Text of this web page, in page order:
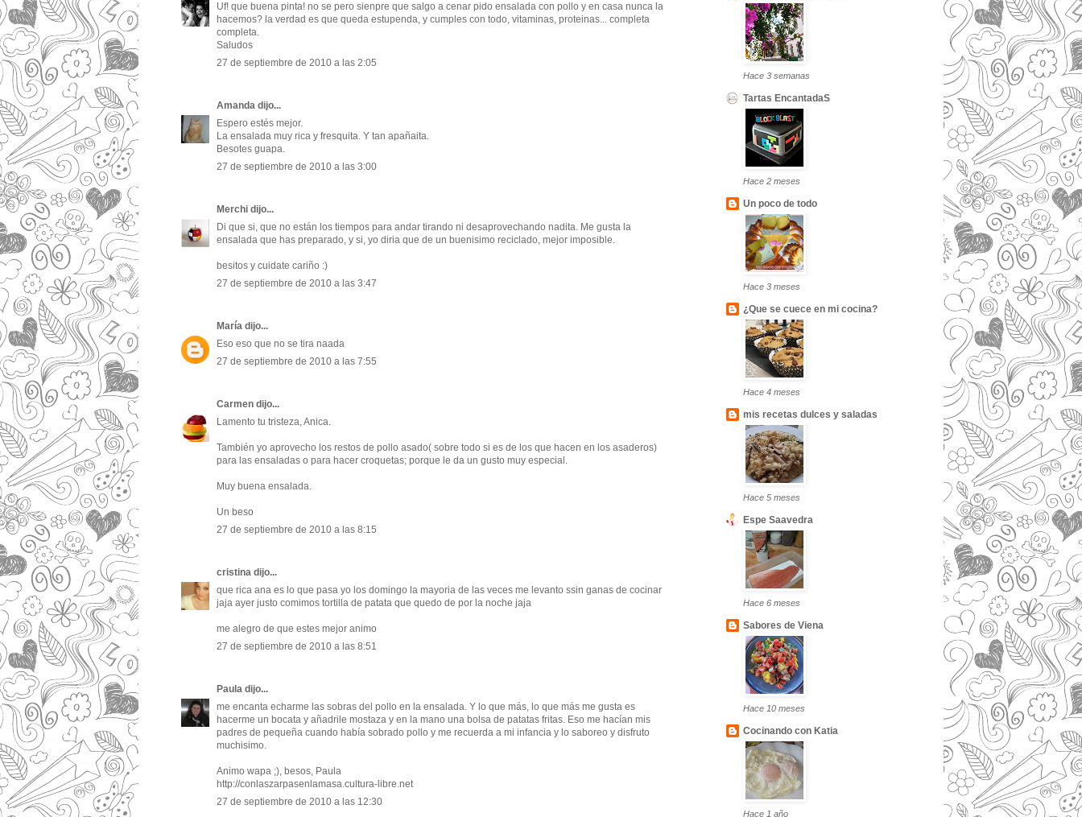
Uf! que buena pinta! no se pero sienpre que salgo a cenar pido ensalada con pollo y en casa nunca la
hacemos? la verdad es que queda estupenda, y cumples con todo, vitaminas, proteinas... completa
completa.
Saludos
27 de septiembre de 2010 a las 2:05
Amanda dijo...
Espero estés mejor.
La ensalada muy rica y fresquita. Y tan apañaita.
Besotes guapa.
27 de septiembre de 2010 a las 3:00
Merchi dijo...
Di que si, que no están los tiempos para andar tirando ni desaprovechando nadita. Me gusta la
ensalada que has preparado, y si, yo diria que de un buenisimo reciclado, mejor imposible.
besitos y cuidate cariño :)
27 de septiembre de 2010 a las 3:47
María dijo...
Eso eso que no se tira naada
27 de septiembre de 2010 a las 7:55
Carmen dijo...
Lamento tu tristeza, Anica.
También yo aprovecho los restos de pollo asado( sobre todo si es de los que hacen en los asaderos)
para las ensaladas o para hacer croquetas; porque le da un gusto muy especial.
Muy buena ensalada.
Un beso
27 de septiembre de 2010 a las 8:15
cristina dijo...
que rica ana es lo que pasa yo los domingo la mayoria de las veces me levanto ssin ganas de cocinar
jaja ayer justo comimos tortilla de patata que quedo de por la noche jaja
me alegro de que estes mejor animo
27 de septiembre de 2010 a las 8:51
Paula dijo...
me encanta echarme las sobras del pollo en la ensalada. Y lo que más, lo que más me gusta es
hacerme un bocata y añadrile mostaza y en la mano una bolsa de patatas fritas. Eso me hacían mis
padres de pequeña cuando había sobrado pollo y me recuerda a mi infancia y lo saboreo y disfruto
muchisimo.
Animo wapa ;), besos, Paula
http://conlaszarpasenlamasa.cultura-libre.net
27 de septiembre de 2010 a las 12:30
Hace 3 semanas
Tartas EncantadaS
Hace 2 meses
Un poco de todo
Hace 3 meses
¿Que se cuece en mi cocina?
Hace 4 meses
mis recetas dulces y saladas
Hace 5 meses
Espe Saavedra
Hace 6 meses
Sabores de Viena
Hace 10 meses
Cocinando con Katia
Hace 1 año